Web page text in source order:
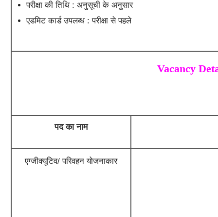
परीक्षा की तिथि : अनुसूची के अनुसार
एडमिट कार्ड उपलब्ध : परीक्षा से पहले
Vacancy
पद का नाम
एग्जीक्यूटिव/ परिवहन योजनाकार